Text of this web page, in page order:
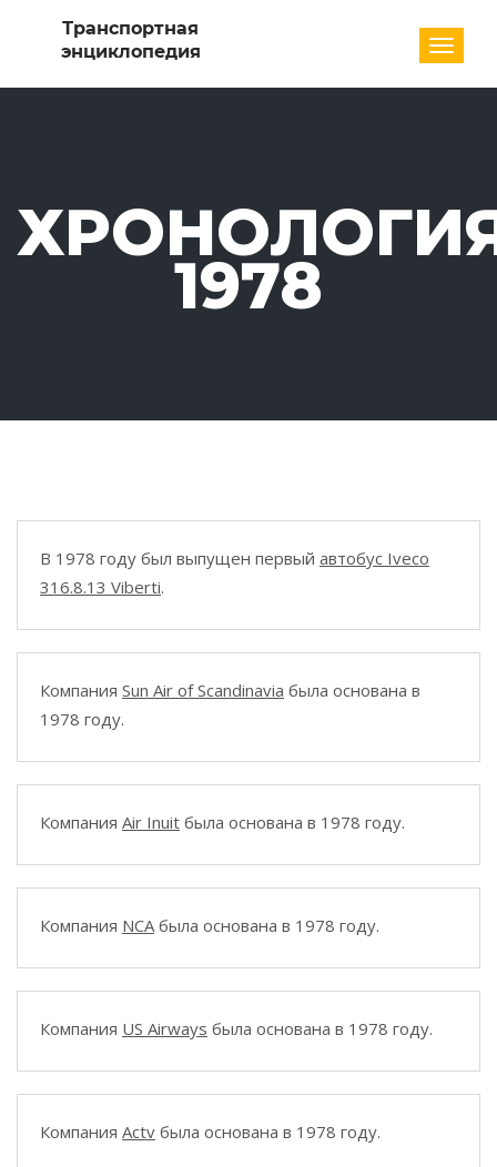
1978
В 1978 году был выпущен первый автобус Iveco
316.8.13 Viberti.
Компания Sun Air of Scandinavia была основана в
1978 году.
Компания Air Inuit была основана в 1978 году.
Компания NCAбыла основана в 1978 году.
Компания US Airways была основана в 1978 году.
Компания Actv была основана в 1978 году.